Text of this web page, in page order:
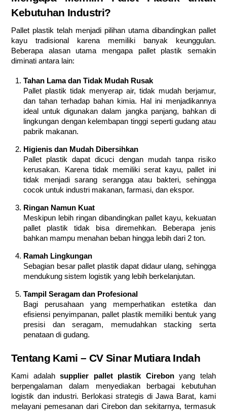
Kebutuhan Industri?
Pallet plastik telah menjadi pilihan utama dibandingkan pallet
kayu tradisional karena memiliki banyak keunggulan.
Beberapa alasan utama mengapa pallet plastik semakin
diminati antara lain:
Tahan Lama dan Tidak Mudah Rusak
Pallet plastik tidak menyerap air, tidak mudah berjamur,
dan tahan terhadap bahan kimia. Hal ini menjadikannya
ideal untuk digunakan dalam jangka panjang, bahkan di
lingkungan dengan kelembapan tinggi seperti gudang atau
pabrik makanan.
Higienis dan Mudah Dibersihkan
Pallet plastik dapat dicuci dengan mudah tanpa risiko
kerusakan. Karena tidak memiliki serat kayu, pallet ini
tidak menjadi sarang serangga atau bakteri, sehingga
cocok untuk industri makanan, farmasi, dan ekspor.
Ringan Namun Kuat
Meskipun lebih ringan dibandingkan pallet kayu, kekuatan
pallet plastik tidak bisa diremehkan. Beberapa jenis
bahkan mampu menahan beban hingga lebih dari 2 ton.
Ramah Lingkungan
Sebagian besar pallet plastik dapat didaur ulang, sehingga
mendukung sistem logistik yang lebih berkelanjutan.
Tampil Seragam dan Profesional
Bagi perusahaan yang memperhatikan estetika dan
efisiensi penyimpanan, pallet plastik memiliki bentuk yang
presisi dan seragam, memudahkan stacking serta
penataan di gudang.
Tentang Kami – CV Sinar Mutiara Indah
Kami adalahsupplier pallet plastik Cirebonyang telah
berpengalaman dalam menyediakan berbagai kebutuhan
logistik dan industri. Berlokasi strategis di Jawa Barat, kami
melayani pemesanan dari Cirebon dan sekitarnya, termasuk